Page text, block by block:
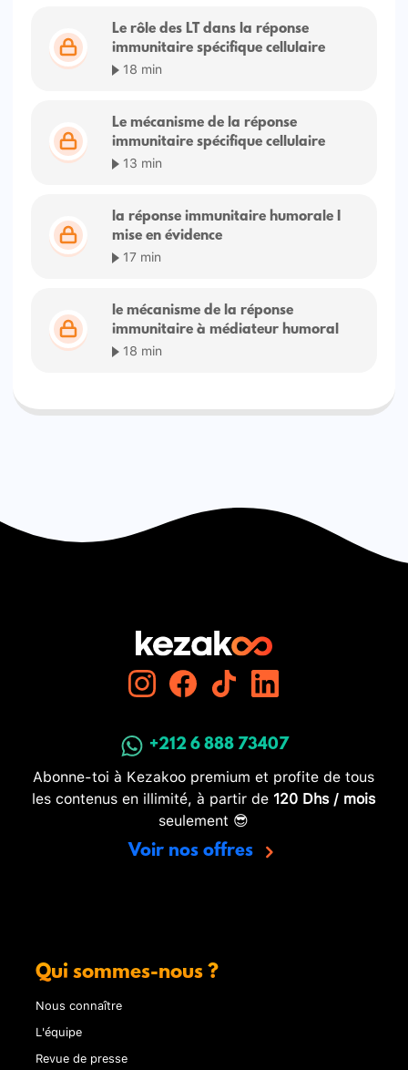
Le rôle des LT dans la réponse
immunitaire spécifique cellulaire
18 min
Le mécanisme de la réponse
immunitaire spécifique cellulaire
13 min
la réponse immunitaire humorale I
mise en évidence
17 min
le mécanisme de la réponse
immunitaire à médiateur humoral
18 min
+212 6 888 73407
Abonne-toi à Kezakoo premium et profite de tous
les contenus en illimité, à partir de 120 Dhs / mois
seulement 😎
Voir nos offres
Qui sommes-nous ?
Nous connaître
L'équipe
Revue de presse